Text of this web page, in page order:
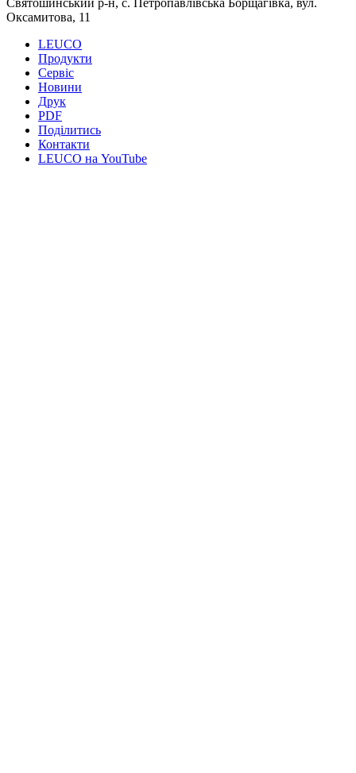
Оксамитова, 11
LEUCO
Продукти
Сервiс
Новини
Друк
PDF
Поділитись
Контакти
LEUCO на YouTube